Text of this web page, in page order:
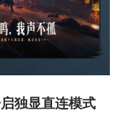
独显直连模式